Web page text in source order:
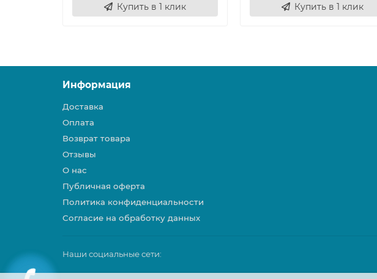
Купить в 1 клик Купить в 1 клик
Информация
Доставка
Оплата
Возврат товара
Отзывы
О нас
Публичная оферта
Политика конфиденциальности
Согласие на обработку данных
Наши социальные сети: